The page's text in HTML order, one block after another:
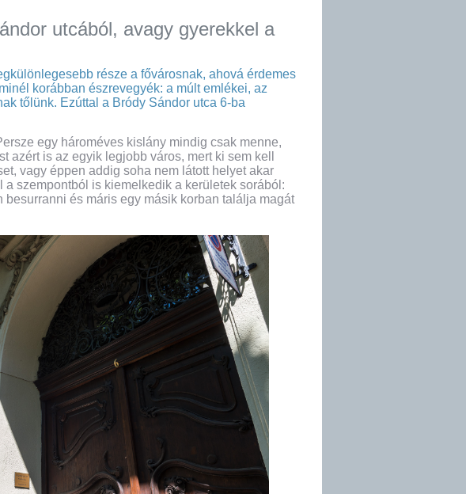
utcából, avagy gyerekkel a
része a fővárosnak, ahová érdemes
korábban észrevegyék: a múlt emlékei, az
tőlünk. Ezúttal a Bródy Sándor utca 6-ba
egy hároméves kislány mindig csak menne,
is az egyik legjobb város, mert ki sem kell
vagy éppen addig soha nem látott helyet akar
szempontból is kiemelkedik a kerületek sorából:
és máris egy másik korban találja magát